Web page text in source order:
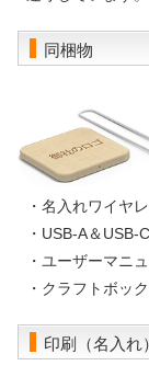
同梱物
・名入れワイヤ
・USB-A＆USB-
・ユーザーマニ
・クラフトボッ
印刷（名入れ